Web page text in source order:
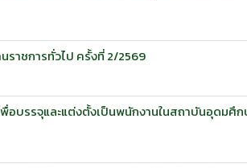
ราชการทั่วไป ครั้งที่ 2/2569
อบรรจุและแต่งตั้งเป็นพนักงานในสถาบันอุดมศึก